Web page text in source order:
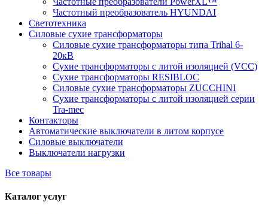
Частотный преобразователь HYUNDAI
Светотехника
Силовые сухие трансформаторы
Силовые сухие трансформаторы типа Trihal 6-
20кВ
Сухие трансформаторы с литой изоляцией (VCC)
Сухие трансформаторы RESIBLOC
Силовые сухие трансформаторы ZUCCHINI
Сухие трансформаторы с литой изоляцией серии
Tra-mec
Контакторы
Автоматические выключатели в литом корпусе
Силовые выключатели
Выключатели нагрузки
Все товары
Каталог услуг